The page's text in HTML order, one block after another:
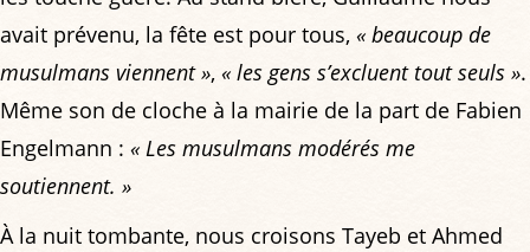
avait prévenu, la fête est pour tous, « beaucoup de
musulmans viennent », « les gens s’excluent tout seuls ».
Même son de cloche à la mairie de la part de Fabien
Engelmann : « Les musulmans modérés me
soutiennent. »
À la nuit tombante, nous croisons Tayeb et Ahmed